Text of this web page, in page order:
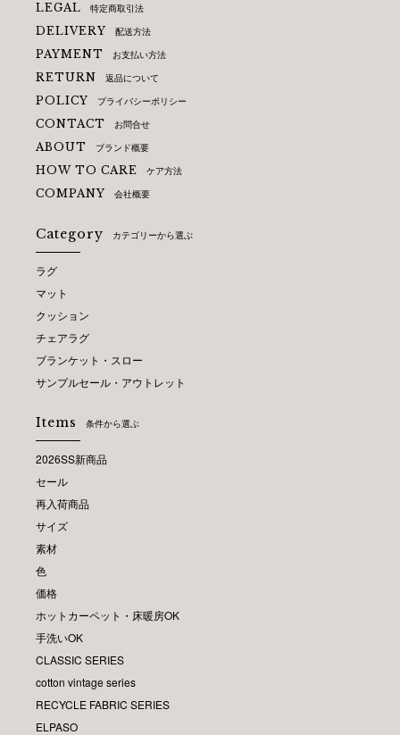
LEGAL 特定商取引法
DELIVERY 配送方法
PAYMENT お支払い方法
RETURN 返品について
POLICY プライバシーポリシー
CONTACT お問合せ
ABOUT ブランド概要
HOW TO CARE ケア方法
COMPANY 会社概要
Category カテゴリーから選ぶ
ラグ
マット
クッション
チェアラグ
ブランケット・スロー
サンプルセール・アウトレット
Items 条件から選ぶ
2026SS新商品
セール
再入荷商品
サイズ
素材
色
価格
ホットカーペット・床暖房OK
手洗いOK
CLASSIC SERIES
cotton vintage series
RECYCLE FABRIC SERIES
ELPASO